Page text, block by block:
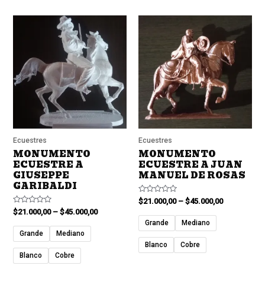
Ecuestres
MONUMENTO
ECUESTRE A
GIUSEPPE
GARIBALDI
Valorado
en
0
de
$21.000,00–$45.000,00
Grande Mediano
Blanco Cobre
Ecuestres
MONUMENTO
ECUESTRE A JUAN
MANUEL DE ROSAS
Valorado
en
0
de
$21.000,00– $45.000,00
Grande Mediano
Blanco Cobre